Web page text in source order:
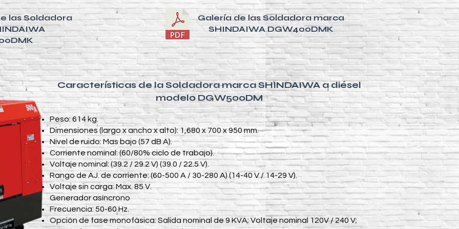
las Soldadora
Galería de las Soldadora marca
SHINDAIWA DGW400DMK
Características de la Soldadora marca SHINDAIWA a diésel
modelo DGW500DM
Peso: 614 kg.​
Dimensiones (largo x ancho x alto): 1,680 x 700 x 950 mm.
Nivel de ruido: Mas bajo (57 dB A).
Corriente nominal: (60/80% ciclo de trabajo).
Voltaje nominal: (39.2 / 29.2 V) (39.0 / 22.5 V).
Rango de AJ. de corriente: (60-500 A / 30-280 A) (14-40 V / 14-29 V).
Voltaje sin carga: Max. 85 V.
Generador asíncrono
Frecuencia: 50-60 Hz.
Opción de fase monofásica: Salida nominal de 9 KVA; Voltaje nominal 120V / 240 V;